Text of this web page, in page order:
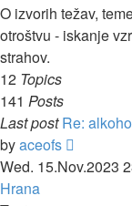
post
O izvorih težav,
otroštvu - iskanje
strahov.
12 Topics
141 Posts
Last post Re:
byaceofs
the
Wed. 15.Nov.2023
Hrana